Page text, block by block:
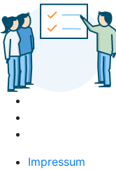
Impressum